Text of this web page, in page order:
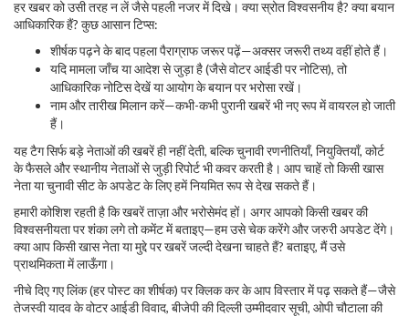
हर खबर को उसी तरह न लें जैसे पहली नजर में दिखे। क्या स्रोत विश्वसनीय है? क्या बयान
आधिकारिक हैं? कुछ आसान टिप्स:
शीर्षक पढ़ने के बाद पहला पैराग्राफ जरूर पढ़ें—अक्सर जरूरी तथ्य वहीं होते हैं।
यदि मामला जाँच या आदेश से जुड़ा है (जैसे वोटर आईडी पर नोटिस), तो
आधिकारिक नोटिस देखें या आयोग के बयान पर भरोसा रखें।
नाम और तारीख मिलान करें—कभी-कभी पुरानी खबरें भी नए रूप में वायरल हो जाती
हैं।
यह टैग सिर्फ बड़े नेताओं की खबरें ही नहीं देती, बल्कि चुनावी रणनीतियाँ, नियुक्तियाँ, कोर्ट
के फैसले और स्थानीय नेताओं से जुड़ी रिपोर्ट भी कवर करती है। आप चाहें तो किसी खास
नेता या चुनावी सीट के अपडेट के लिए हमें नियमित रूप से देख सकते हैं।
हमारी कोशिश रहती है कि खबरें ताज़ा और भरोसेमंद हों। अगर आपको किसी खबर की
विश्वसनीयता पर शंका लगे तो कमेंट में बताइए—हम उसे चेक करेंगे और जरुरी अपडेट देंगे।
क्या आप किसी खास नेता या मुद्दे पर खबरें जल्दी देखना चाहते हैं? बताइए, मैं उसे
प्राथमिकता में लाऊँगा।
नीचे दिए गए लिंक (हर पोस्ट का शीर्षक) पर क्लिक कर के आप विस्तार में पढ़ सकते हैं—जैसे
तेजस्वी यादव के वोटर आईडी विवाद, बीजेपी की दिल्ली उम्मीदवार सूची, ओपी चौटाला की